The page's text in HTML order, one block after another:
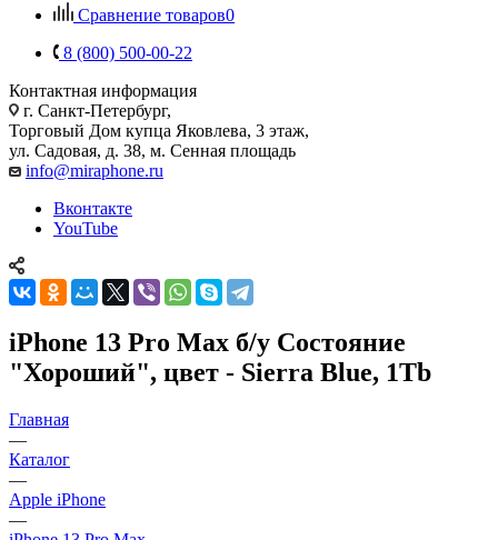
Сравнение товаров0
8 (800) 500-00-22
Контактная информация
г. Санкт-Петербург,
Торговый Дом купца Яковлева, 3 этаж,
ул. Садовая, д. 38, м. Сенная площадь
info@miraphone.ru
Вконтакте
YouTube
iPhone 13 Pro Max б/у Состояние
"Хороший", цвет - Sierra Blue, 1Tb
Главная
—
Каталог
—
Apple iPhone
—